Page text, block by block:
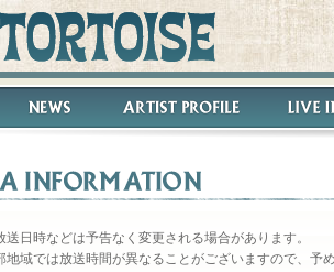
送日時などは予告なく変更される場合があります。
地域では放送時間が異なることがございますので、予